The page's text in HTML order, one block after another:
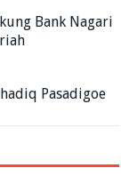
Bank Nagari
Pasadigoe